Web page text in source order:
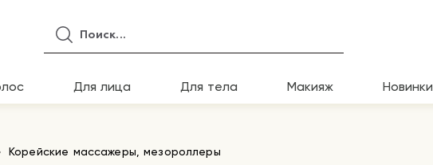
Для лица Для тела Макияж Новинки
Корейские массажеры, мезороллеры